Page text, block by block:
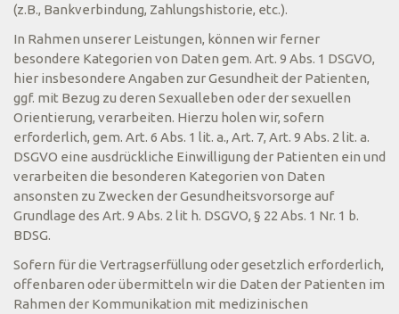
(z.B., Bankverbindung, Zahlungshistorie, etc.).
In Rahmen unserer Leistungen, können wir ferner
besondere Kategorien von Daten gem. Art. 9 Abs. 1 DSGVO,
hier insbesondere Angaben zur Gesundheit der Patienten,
ggf. mit Bezug zu deren Sexualleben oder der sexuellen
Orientierung, verarbeiten. Hierzu holen wir, sofern
erforderlich, gem. Art. 6 Abs. 1 lit. a., Art. 7, Art. 9 Abs. 2 lit. a.
DSGVO eine ausdrückliche Einwilligung der Patienten ein und
verarbeiten die besonderen Kategorien von Daten
ansonsten zu Zwecken der Gesundheitsvorsorge auf
Grundlage des Art. 9 Abs. 2 lit h. DSGVO, § 22 Abs. 1 Nr. 1 b.
BDSG.
Sofern für die Vertragserfüllung oder gesetzlich erforderlich,
offenbaren oder übermitteln wir die Daten der Patienten im
Rahmen der Kommunikation mit medizinischen